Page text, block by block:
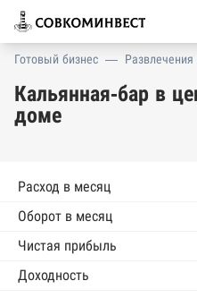
Готовый бизнес —
Кальянная-бар в
доме
Расход в месяц
Оборот в месяц
Чистая прибыль
Доходность